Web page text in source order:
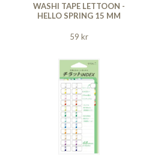
WASHI TAPE LETTOON -
HELLO SPRING 15 MM
59 kr